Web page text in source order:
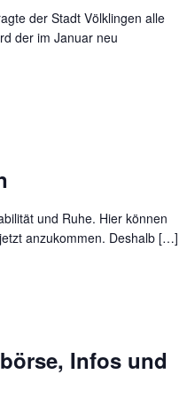
der Stadt Völklingen alle
der im Januar neu
und Ruhe. Hier können
anzukommen. Deshalb […]
Infos und